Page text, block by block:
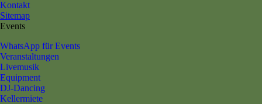
Kontakt
Sitemap
Events
WhatsApp für Events
Veranstaltungen
Livemusik
Equipment
DJ-Dancing
Kellermiete